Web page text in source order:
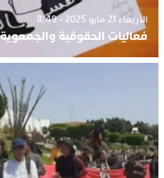
الأربعاء 21 مايو 2025 - 8:49
فعاليات الحقوقية